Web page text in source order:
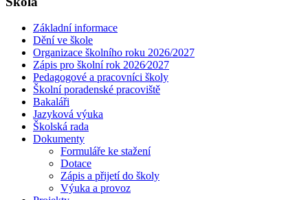
Základní informace
Dění ve škole
Organizace školního roku 2026/2027
Zápis pro školní rok 2026⁄2027
Pedagogové a pracovníci školy
Školní poradenské pracoviště
Bakaláři
Jazyková výuka
Školská rada
Dokumenty
Formuláře ke stažení
Dotace
Zápis a přijetí do školy
Výuka a provoz